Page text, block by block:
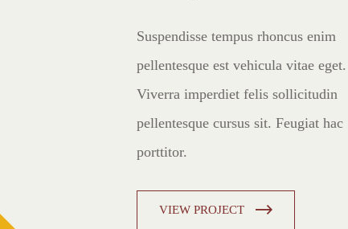
Suspendisse tempus rhoncus enim
pellentesque est vehicula vitae eget.
Viverra imperdiet felis sollicitudin
pellentesque cursus sit. Feugiat hac
porttitor.
VIEW PROJECT
Suspendisse tempus rhoncus enim
pellentesque est vehicula vitae eget.
Viverra imperdiet felis sollicitudin
pellentesque cursus sit. Feugiat hac
porttitor.
VIEW PROJECT